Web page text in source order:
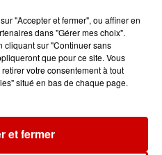
Voir plus
"Accepter et fermer", ou affiner en
dans "Gérer mes choix".
cliquant sur "Continuer sans
que pour ce site. Vous
votre consentement à tout
situé en bas de chaque page.
et fermer